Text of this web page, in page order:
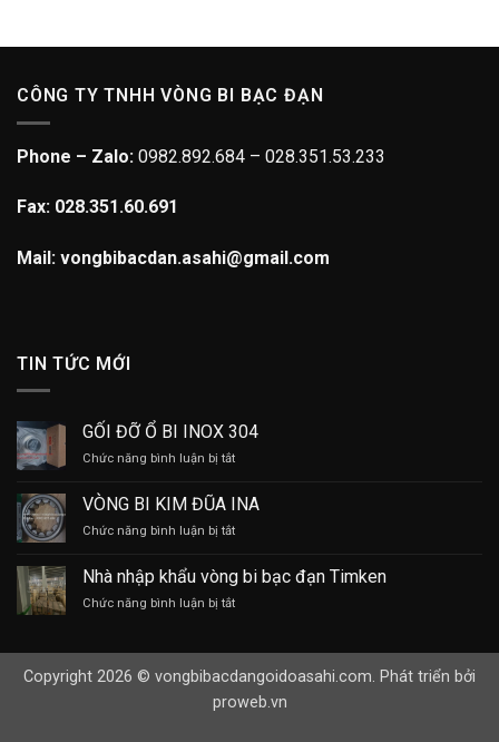
CÔNG TY TNHH VÒNG BI BẠC ĐẠN
Phone – Zalo: 0982.892.684 – 028.351.53.233
Fax: 028.351.60.691
Mail: vongbibacdan.asahi@gmail.com
TIN TỨC MỚI
GỐI ĐỠ Ổ BI INOX 304
Chức năng bình luận bị tắtở
ĐỠ
Ổ
BI
304
VÒNG BI KIM ĐŨA INA
Chức năng bình luận bị tắtở
BI
KIM
ĐŨA
Nhà nhập khẩu vòng bi bạc đạn Timken
Chức năng bình luận bị tắtở
vòng
bi
Copyright 2026 © vongbibacdangoidoasahi.com. Phát triển bởi
proweb.vn